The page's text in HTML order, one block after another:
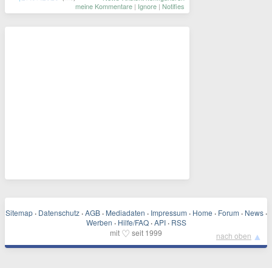
meine Kommentare | Ignore | Notifies
Sitemap · Datenschutz · AGB · Mediadaten · Impressum · Home · Forum · News ·
Werben · Hilfe/FAQ · API · RSS
mit ♡ seit 1999 nach oben ▲